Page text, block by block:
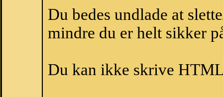
Du bedes undlade at
mindre du er helt sikker
Du kan ikke skrive